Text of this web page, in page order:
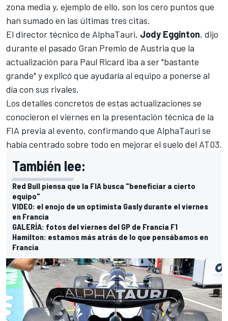
zona media y, ejemplo de ello, son los cero puntos que
han sumado en las últimas tres citas.
El director técnico de AlphaTauri, Jody Egginton, dijo
durante el pasado Gran Premio de Austria que la
actualización para Paul Ricard iba a ser "bastante
grande" y explicó que ayudaría al equipo a ponerse al
día con sus rivales.
Los detalles concretos de estas actualizaciones se
conocieron el viernes en la presentación técnica de la
FIA previa al evento, confirmando que AlphaTauri se
había centrado sobre todo en mejorar el suelo del AT03.
También lee:
Red Bull piensa que la FIA busca "beneficiar a cierto
equipo"
VIDEO: el enojo de un optimista Gasly durante el viernes
en Francia
GALERÍA: fotos del viernes del GP de Francia F1
Hamilton: estamos más atrás de lo que pensábamos en
Francia